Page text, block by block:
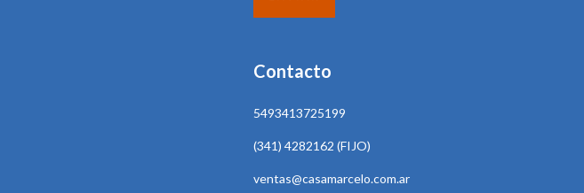
Contacto
5493413725199
(341) 4282162 (FIJO)
ventas@casamarcelo.com.ar